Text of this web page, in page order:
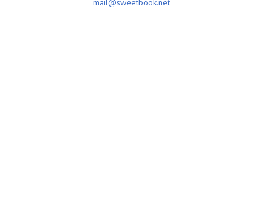
mail@sweetbook.net